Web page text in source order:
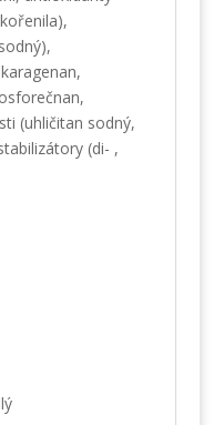
(uhličitan sodný,
(di- ,